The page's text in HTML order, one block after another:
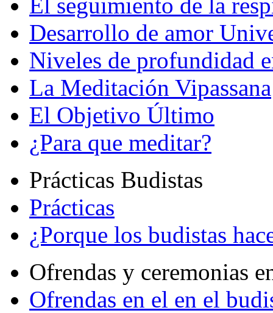
Desarrollo de amor
Niveles de profundidad
La Meditación Vipassana
El Objetivo Último
¿Para que meditar?
Prácticas Budistas
Prácticas
¿Porque los budistas
Ofrendas y ceremonias
Ofrendas en el en el